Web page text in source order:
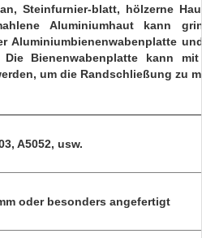
Steinfurnier-blatt, hölzerne
Aluminiumhaut kann
Aluminiumbienenwabenplatte
Bienenwabenplatte kann
um die Randschließung zu
A5052, usw.
oder besonders angefertigt